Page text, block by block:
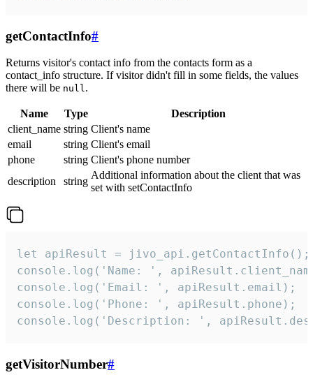
getContactInfo#
Returns visitor's contact info from the contacts form as a
contact_info structure. If visitor didn't fill in some fields, the values
there will be null.
Name Type
Description
client_name string Client's name
email
string Client's email
phone
string Client's phone number
description
string
Additional information about the client that was
set with setContactInfo
let apiResult = jivo_api.getContactInfo();
console.log('Name: ',
console.log('Email: ', apiResult.email);
console.log('Phone: ', apiResult.phone);
console.log('Description: ',
getVisitorNumber#